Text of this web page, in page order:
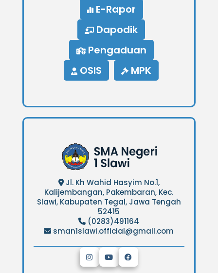
E-Rapor
Dapodik
Pengaduan
OSIS
MPK
Jl. Kh Wahid Hasyim No.1,
Kalijembangan, Pakembaran, Kec.
Slawi, Kabupaten Tegal, Jawa Tengah
52415
(0283)491164
sman1slawi.official@gmail.com